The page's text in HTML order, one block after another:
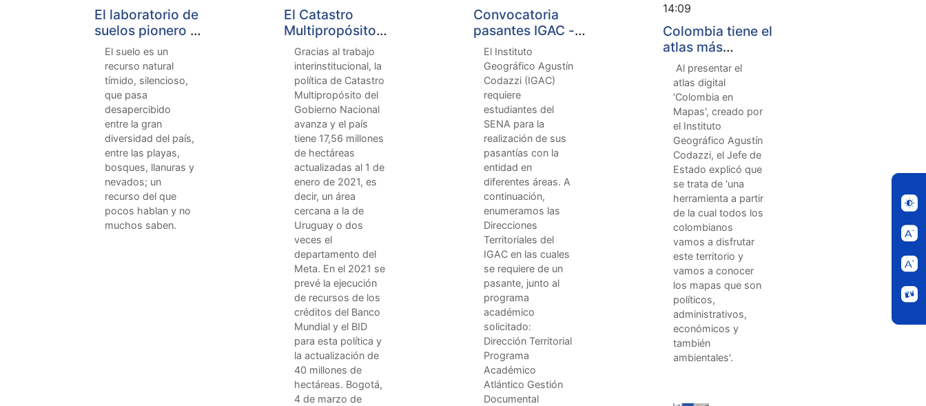
El laboratorio de
suelos pionero en
el país, presta
sus servicios
desde hace más
de seis décadas
El suelo es un
recurso natural
tímido, silencioso,
que pasa
desapercibido
entre la gran
diversidad del país,
entre las playas,
bosques, llanuras y
nevados; un
recurso del que
pocos hablan y no
muchos saben.
El Catastro
Multipropósito
avanza: 17,56
millones de
hectáreas ya
están
actualizadas
Gracias al trabajo
interinstitucional, la
política de Catastro
Multipropósito del
Gobierno Nacional
avanza y el país
tiene 17,56 millones
de hectáreas
actualizadas al 1 de
enero de 2021, es
decir, un área
cercana a la de
Uruguay o dos
veces el
departamento del
Meta. En el 2021 se
prevé la ejecución
de recursos de los
créditos del Banco
Mundial y el BID
para esta política y
la actualización de
40 millones de
hectáreas. Bogotá,
4 de marzo de
Convocatoria
pasantes IGAC -
SENA 2021
El Instituto
Geográfico Agustín
Codazzi (IGAC)
requiere
estudiantes del
SENA para la
realización de sus
pasantías con la
entidad en
diferentes áreas. A
continuación,
enumeramos las
Direcciones
Territoriales del
IGAC en las cuales
se requiere de un
pasante, junto al
programa
académico
solicitado:
Dirección Territorial
Programa
Académico
Atlántico Gestión
Documental
14:09
Colombia tiene el
atlas más
moderno de su
historia y estará
al servicio de
todo el país:
Presidente Duque
Al presentar el
atlas digital
‘Colombia en
Mapas', creado por
el Instituto
Geográfico Agustín
Codazzi, el Jefe de
Estado explicó que
se trata de 'una
herramienta a partir
de la cual todos los
colombianos
vamos a disfrutar
este territorio y
vamos a conocer
los mapas que son
políticos,
administrativos,
económicos y
también
ambientales'.